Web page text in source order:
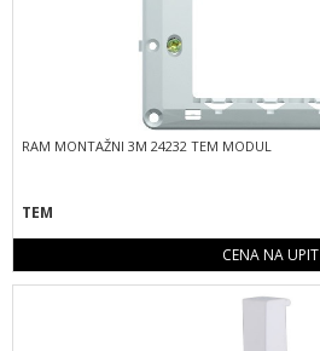
RAM MONTAŽNI 3M 24232 TEM MODUL
TEM
CENA NA UPIT